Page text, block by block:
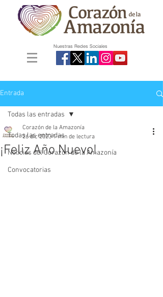
Nuestras Redes Sociales
Entrada
Todas las entradas
Noticias del Corazón de la Amazonía
Convocatorias
Todas las entradas
¡Feliz Año Nuevo!
Corazón de la Amazonía
26 dic 2023 1 min de lectura